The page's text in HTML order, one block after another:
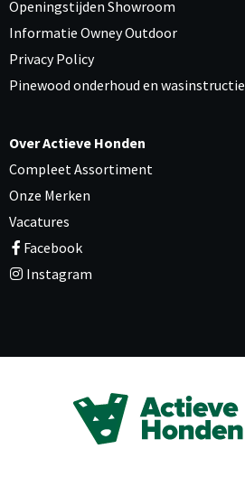
Openingstijden Showroom
Informatie Owney Outdoor
Privacy Policy
Pinewood onderhoud en wasinstructie
Over Actieve Honden
Compleet Assortiment
Onze Merken
Vacatures
Facebook
Instagram